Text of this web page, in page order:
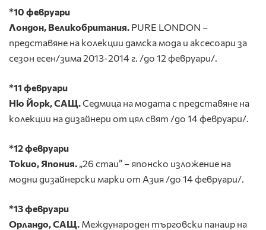
*10 февруари
Лондон, Великобритания. PURE LONDON –
представяне на колекции дамска мода и аксесоари за
сезон есен/зима 2013-2014 г. /до 12 февруари/.
*11 февруари
Ню Йорк, САЩ.Седмица на модата с представяне на
колекции на дизайнери от цял свят /до 14 февруари/.
*12 февруари
Токио, Япония. „26 стаи” – японско изложение на
модни дизайнерски марки от Азия /до 14 февруари/.
*13февруари
Орландо, САЩ. Международен търговски панаир на